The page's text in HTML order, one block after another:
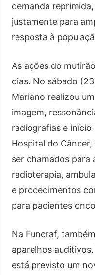
demanda
justamente para
resposta à
As ações do
dias. No sábado
Mariano realizou
imagem,
radiografias e início
Hospital do
ser chamados para
radioterapia,
e procedimentos
para pacientes
Na Funcraf,
aparelhos
está previsto um